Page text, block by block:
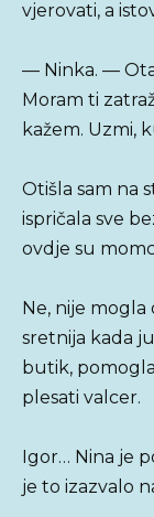
vjerovati, a
— Ninka. —
Moram ti
kažem. Uzmi,
Otišla sam na
ispričala sve
ovdje su
Ne, nije mogla
sretnija kada
butik,
plesati valcer.
Igor… Nina je
je to izazvalo